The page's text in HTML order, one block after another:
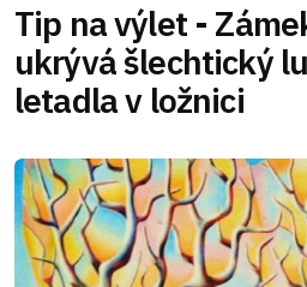
Tip na výlet -
ukrývá šlechtický
letadla v ložnici